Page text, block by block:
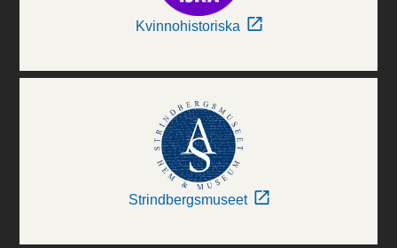
Kvinnohistoriska
Strindbergsmuseet